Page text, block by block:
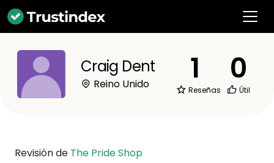
Craig Dent
Reino Unido 1
Reseñas
0
Útil
Revisión de The Pride Shop